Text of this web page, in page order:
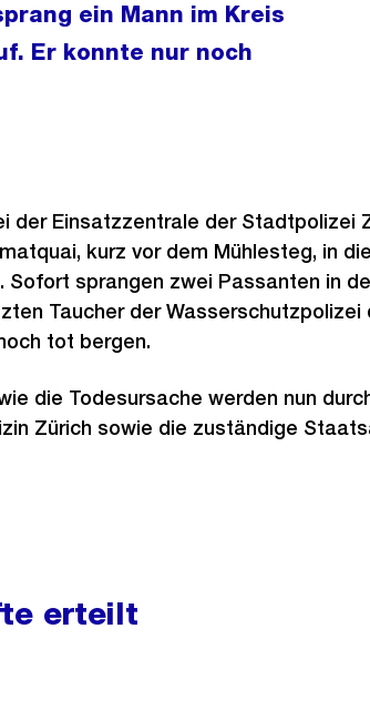
ein Mann im Kreis
Er konnte nur noch
der Einsatzzentrale der Stadtpolizei
kurz vor dem Mühlesteg, in
sprangen zwei Passanten in
Taucher der
tot bergen.
die Todesursache werden nun
Zürich sowie die zuständige
erteilt